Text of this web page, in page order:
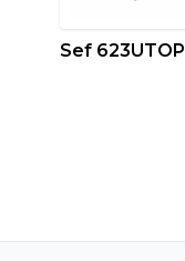
Sef 623UTOP